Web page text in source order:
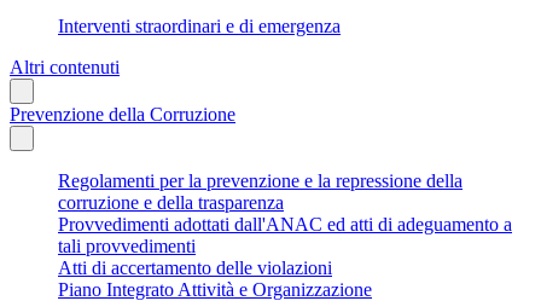
Interventi straordinari e di emergenza
Altri contenuti
Prevenzione della Corruzione
Regolamenti per la prevenzione e la repressione della
corruzione e della trasparenza
Provvedimenti adottati dall'ANAC ed atti di adeguamento a
tali provvedimenti
Atti di accertamento delle violazioni
Piano Integrato Attività e Organizzazione